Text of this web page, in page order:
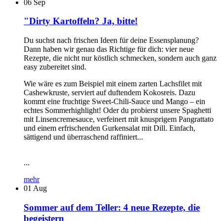
06 Sep
"Dirty Kartoffeln? Ja, bitte!
Du suchst nach frischen Ideen für deine Essensplanung?
Dann haben wir genau das Richtige für dich: vier neue
Rezepte, die nicht nur köstlich schmecken, sondern auch ganz
easy zubereitet sind.
Wie wäre es zum Beispiel mit einem zarten Lachsfilet mit
Cashewkruste, serviert auf duftendem Kokosreis. Dazu
kommt eine fruchtige Sweet-Chili-Sauce und Mango – ein
echtes Sommerhighlight! Oder du probierst unsere Spaghetti
mit Linsencremesauce, verfeinert mit knusprigem Pangrattato
und einem erfrischenden Gurkensalat mit Dill. Einfach,
sättigend und überraschend raffiniert...
...
mehr
01 Aug
Sommer auf dem Teller: 4 neue Rezepte, die
begeistern